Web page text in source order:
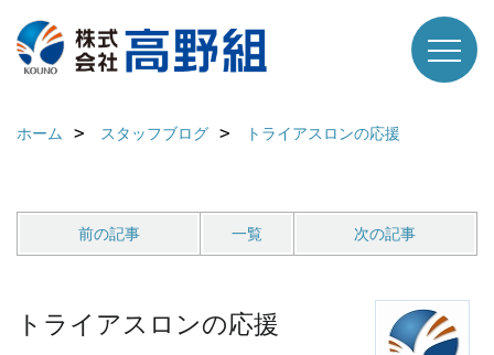
ホーム スタッフブログ トライアスロンの応援
前の記事 一覧 次の記事
トライアスロンの応援